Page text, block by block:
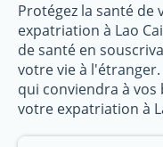
Protégez la santé
expatriation à Lao
de santé en
votre vie à
qui conviendra à
votre expatriation à